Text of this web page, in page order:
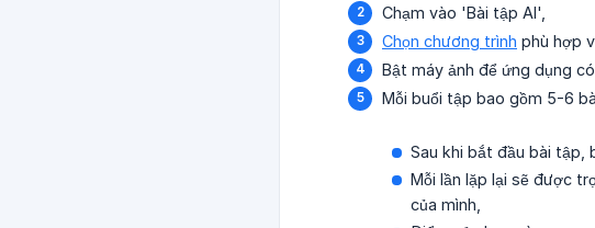
Chạm vào 'Bài tập AI',
Chọn chương trình phù hợp
Bật máy ảnh để ứng dụng
Mỗi buổi tập bao gồm 5-6
Sau khi bắt đầu bài tập,
Mỗi lần lặp lại sẽ được
của mình,